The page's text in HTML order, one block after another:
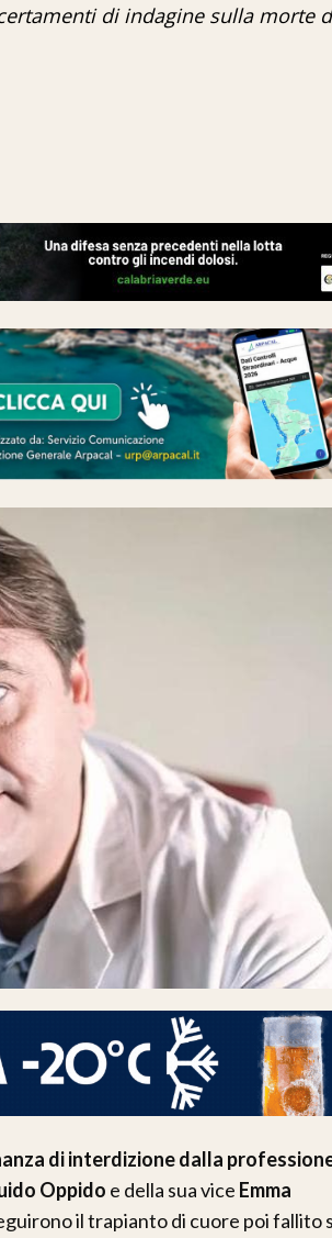
di indagine sulla morte
di interdizione dalla
Oppido e della sua vice Emma
il trapianto di cuore poi fallito